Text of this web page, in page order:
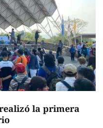
la primera